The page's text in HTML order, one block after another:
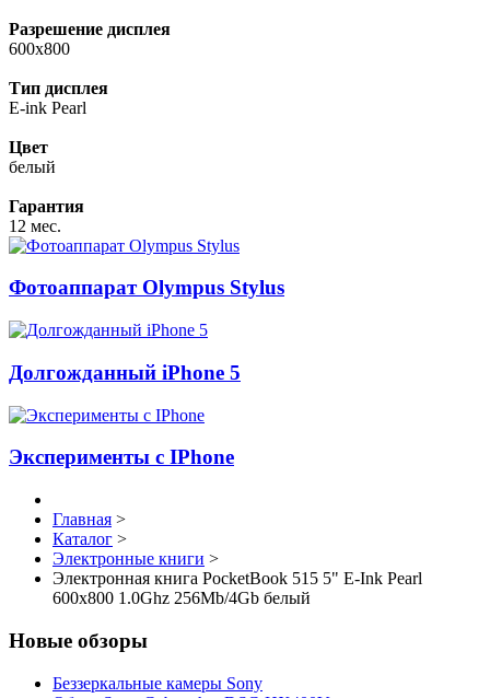
Разрешение дисплея
600x800
Тип дисплея
E-ink Pearl
Цвет
белый
Гарантия
12 мес.
Фотоаппарат Olympus Stylus
Долгожданный iPhone 5
Эксперименты с IPhone
Главная >
Каталог >
Электронные книги >
Электронная книга PocketBook 515 5" E-Ink Pearl
600x800 1.0Ghz 256Mb/4Gb белый
Новые обзоры
Беззеркальные камеры Sony